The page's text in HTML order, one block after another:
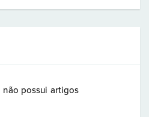
não possui artigos